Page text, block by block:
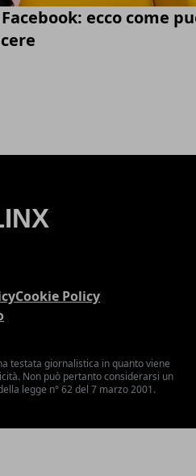
ecco come
Cookie Policy
testata giornalistica in quanto viene
Non può pertanto considerarsi un
legge n° 62 del 7 marzo 2001.